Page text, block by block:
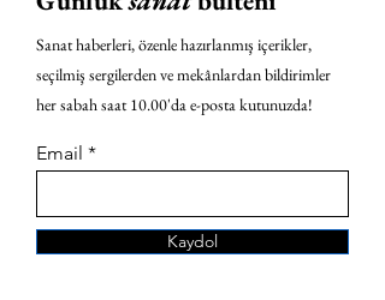
Sanat haberleri, özenle hazırlanmış içerikler,
seçilmiş sergilerden ve mekânlardan bildirimler
her sabah saat 10.00'da e-posta kutunuzda!
Email
Kaydol